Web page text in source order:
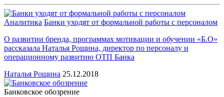
Аналитика Банки уходят от формальной работы с персоналом
О развитии бренда, программах мотивации и обучении «Б.О»
рассказала Наталья Рощина, директор по персоналу и
операционному развитию ОТП Банка
Наталья Рощина 25.12.2018
Банковское обозрение